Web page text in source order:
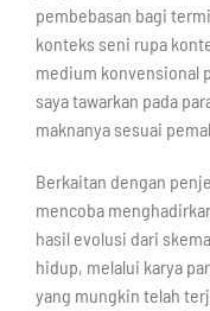
pembebasan bagi
konteks seni rupa
medium konvensional
saya tawarkan pada
maknanya sesuai
Berkaitan dengan
mencoba
hasil evolusi dari
hidup, melalui karya
yang mungkin telah